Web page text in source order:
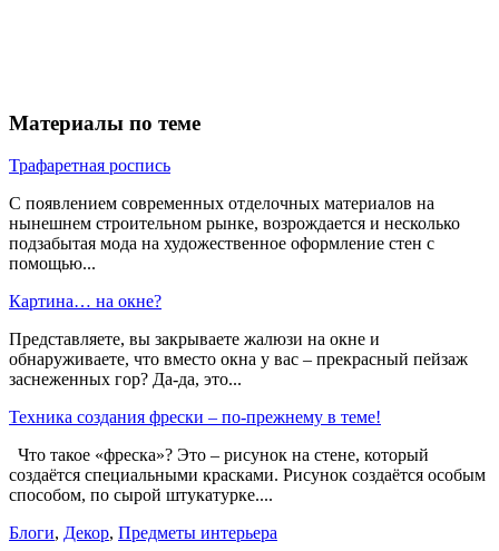
Материалы по теме
Трафаретная роспись
С появлением современных отделочных материалов на
нынешнем строительном рынке, возрождается и несколько
подзабытая мода на художественное оформление стен с
помощью...
Картина… на окне?
Представляете, вы закрываете жалюзи на окне и
обнаруживаете, что вместо окна у вас – прекрасный пейзаж
заснеженных гор? Да-да, это...
Техника создания фрески – по-прежнему в теме!
Что такое «фреска»? Это – рисунок на стене, который
создаётся специальными красками. Рисунок создаётся особым
способом, по сырой штукатурке....
Блоги, Декор, Предметы интерьера